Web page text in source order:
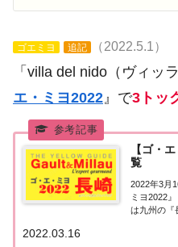
ゴエミヨ 追記 （2022.5.1）
「villa del nido（ヴィッ
エ・ミヨ2022』で3トッ
【ゴ・
覧
2022年3月
ミヨ2022
は九州の『
た。ゴエ
2022.03.16